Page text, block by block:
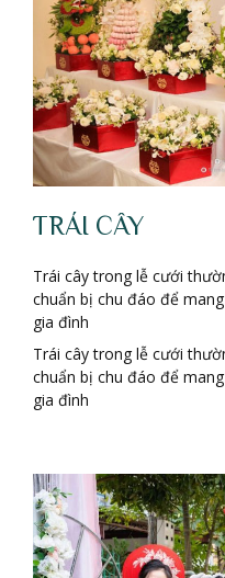
TRÁI CÂY
Trái cây trong lễ cưới
chuẩn bị chu đáo để
gia đình
Trái cây trong lễ cưới
chuẩn bị chu đáo để
gia đình